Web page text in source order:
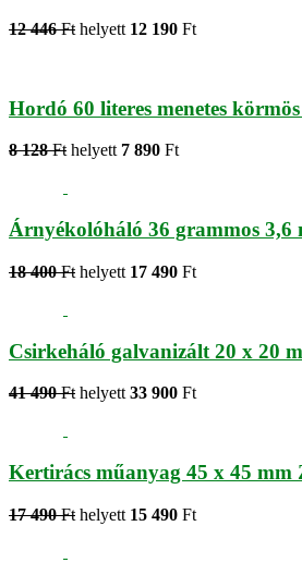
12 446 Ft helyett 12 190 Ft
Hordó 60 literes menetes
8 128 Ft helyett 7 890 Ft
Árnyékolóháló 36 grammos 3,6
18 400 Ft helyett 17 490 Ft
Csirkeháló galvanizált 20 x 20
41 490 Ft helyett 33 900 Ft
Kertirács műanyag 45 x 45 mm
17 490 Ft helyett 15 490 Ft